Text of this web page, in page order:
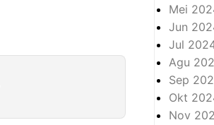
Mei
Jun
Jul
Agu
Sep
Okt
Nov